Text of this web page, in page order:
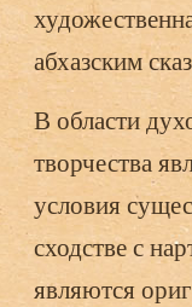
абхазским
В области
творчества
условия
сходстве с
являются